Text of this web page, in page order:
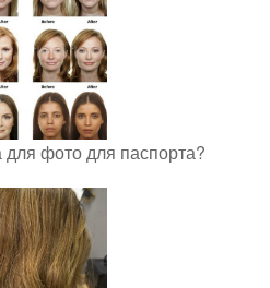
фото для паспорта?